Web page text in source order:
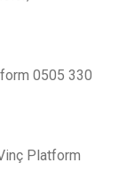
0505 330
Platform